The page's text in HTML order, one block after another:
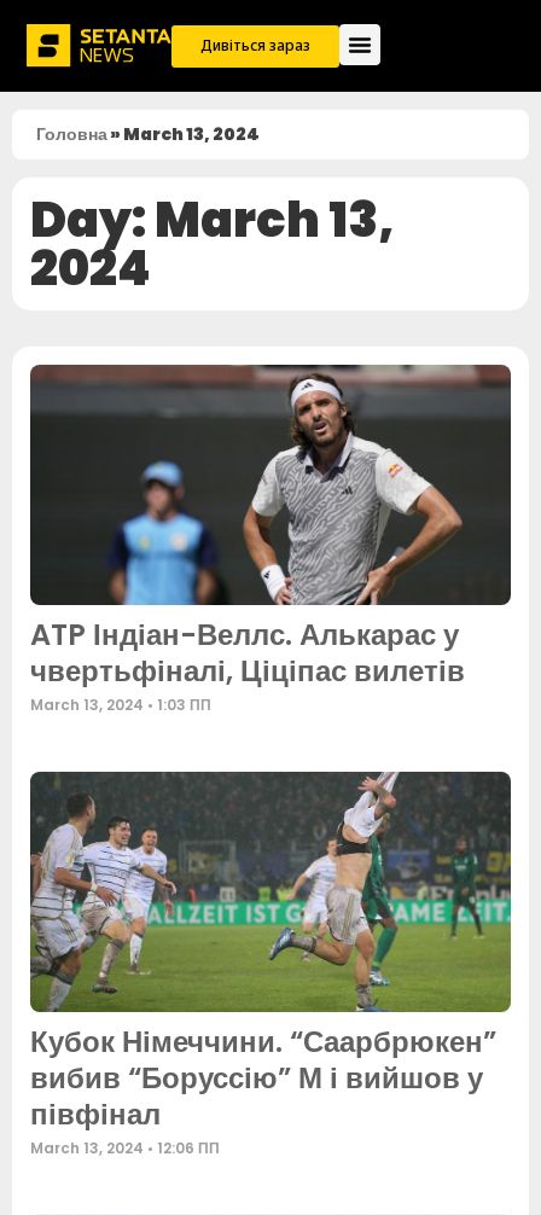
Дивіться зараз
Головна» March 13, 2024
Day: March 13,
2024
ATP Індіан-Веллс. Алькарас у
чвертьфіналі, Ціціпас вилетів
March 13, 2024 1:03 ПП
Кубок Німеччини. “Саарбрюкен”
вибив “Боруссію” М і вийшов у
півфінал
March 13, 2024 12:06 ПП